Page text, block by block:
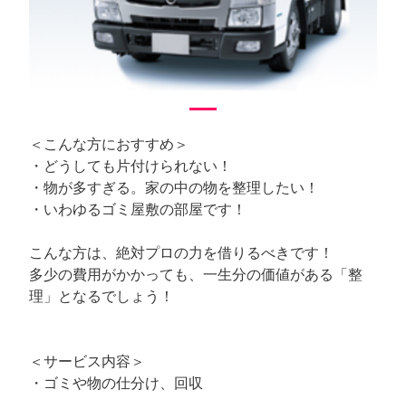
＜こんな方におすすめ＞
・どうしても片付けられない！
・物が多すぎる。家の中の物を整理したい！
・いわゆるゴミ屋敷の部屋です！
こんな方は、絶対プロの力を借りるべきです！
多少の費用がかかっても、一生分の価値がある「整
理」となるでしょう！
＜サービス内容＞
・ゴミや物の仕分け、回収